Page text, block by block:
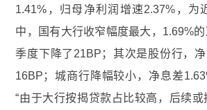
1.41%，归母净利润增速2.37%，为
中，国有大行收窄幅度最大，1.69%
季度下降了21BP；其次是股份行，
16BP；城商行降幅较小，净息差
“由于大行按揭贷款占比较高，后续